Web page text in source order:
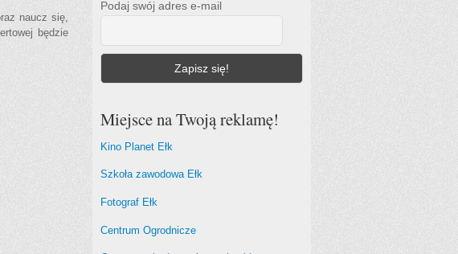
naucz się,
będzie
Podaj swój adres e-mail
Miejsce na Twoją reklamę!
Kino Planet Ełk
Szkoła zawodowa Ełk
Fotograf Ełk
Centrum Ogrodnicze